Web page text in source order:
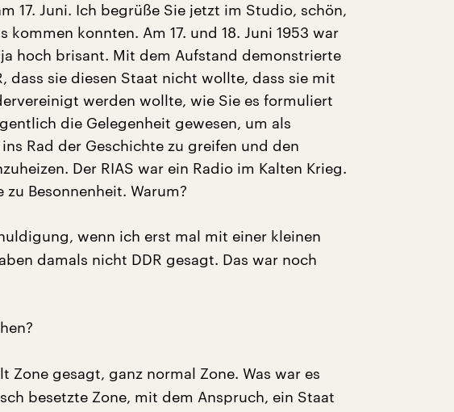
17. Juni. Ich begrüße Sie jetzt im Studio, schön,
kommen konnten. Am 17. und 18. Juni 1953 war
hoch brisant. Mit dem Aufstand demonstrierte
dass sie diesen Staat nicht wollte, dass sie mit
werden wollte, wie Sie es formuliert
die Gelegenheit gewesen, um als
ins Rad der Geschichte zu greifen und den
Der RIAS war ein Radio im Kalten Krieg.
Besonnenheit. Warum?
wenn ich erst mal mit einer kleinen
damals nicht DDR gesagt. Das war noch
Zone gesagt, ganz normal Zone. Was war es
besetzte Zone, mit dem Anspruch, ein Staat